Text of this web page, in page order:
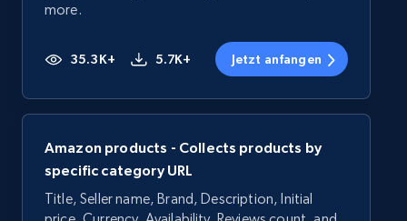
more.
35.3K+ 5.7K+ Jetzt anfangen
Amazon products - Collects products by
specific category URL
Title, Seller name, Brand, Description, Initial